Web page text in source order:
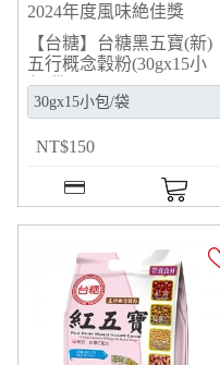
2024年度風味絶佳獎
【台糖】台糖黑五寶(新)
五行概念穀粉(30gx15小
包/袋)(9944)
NT$150